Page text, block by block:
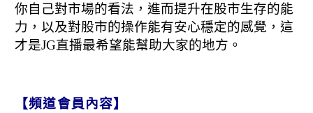
你自己對市場的看法，進而提升在股市生存的能
力，以及對股市的操作能有安心穩定的感覺，這
才是JG直播最希望能幫助大家的地方。
【頻道會員內容】